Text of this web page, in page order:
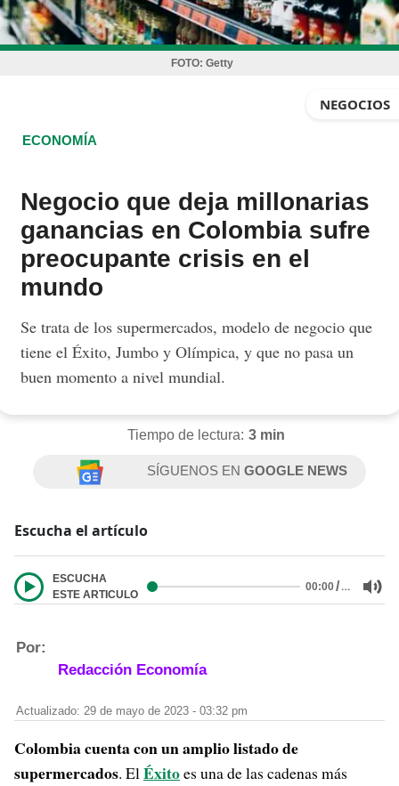
FOTO: Getty
NEGOCIOS
ECONOMÍA
Negocio que deja millonarias
ganancias en Colombia sufre
preocupante crisis en el
mundo
Se trata de los supermercados, modelo de negocio que
tiene el Éxito, Jumbo y Olímpica, y que no pasa un
buen momento a nivel mundial.
Tiempo de lectura: 3 min
SÍGUENOS ENGOOGLE NEWS
Escucha el artículo
ESCUCHA
ESTE ARTICULO
00:00/…
Por:
Redacción Economía
Actualizado: 29 de mayo de 2023 - 03:32 pm
Colombia cuenta con un amplio listado de
supermercados. ElÉxitoes una de las cadenas más